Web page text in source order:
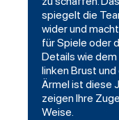
spiegelt die
wider und
für Spiele oder
Details wie
linken Brust
Ärmel ist diese
zeigen Ihre
Weise.